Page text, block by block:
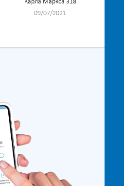
Карла Маркса 318
09/07/2021